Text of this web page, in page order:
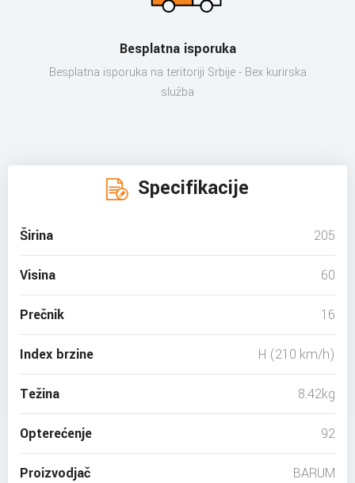
Besplatna isporuka
Besplatna isporuka na teritoriji Srbije - Bex kurirska
služba
Specifikacije
Širina 205
Visina 60
Prečnik 16
Index brzine H (210 km/h)
Težina 8.42kg
Opterećenje 92
Proizvodjač BARUM